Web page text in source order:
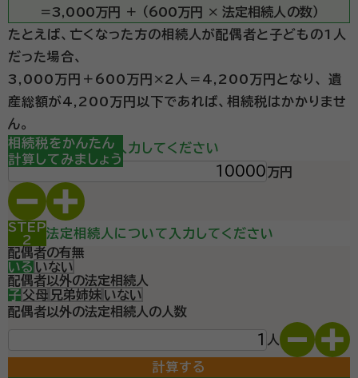
経歴： 昭和62年 秋田県由利本荘市に生まれる 令和 元年 税理士 登
録（登録番号 第141205号） 令和 4年 相続税専門の税理士事務所「そ
【相続税専門の税理士事務所 そうぞく税理士法人】は、
相続に関する業務のみに専念している専門事務所です。
にこだわり続けているため、相続税申告業務の品質の高
さには自信があります。相続が発生すると"何から手を
つけていいかわからない"状況かと思います。お一人で
悩まず、まずは気軽にご連絡ください。 〈そうぞく税理
士法人の特徴〉 ▼相続業務のみに専念 そうぞく税理士
法人は、相続に関する業務のみに専念している専門事務
所です。代表税理士は、現在まで100件以上の相続案件
をサポートした実績があります。令和4年にはダイヤモン
ド社出版の「相続&事業承継で頼りになるプロフェッショ
ナル セレクト100」に選出され、週刊ダイヤモンド誌にて
も東北を代表する相続専門家として紹介されました。
所属団体： 東北税理士会
＝3,000万円 ＋ （600万円 × 法定相続人の数）
たとえば、亡くなった方の相続人が配偶者と子どもの1人
だった場合、
3,000万円＋600万円×2人＝4,200万円となり、
遺
産総額が4,200万円以下であれば、相続税はかかりませ
ん。
相続税をかんたん
計算してみましょう
STEP
1
遺産総額を入力してください
万円
STEP
2
法定相続人について入力してください
配偶者の有無
いる いない
配偶者以外の法定相続人
子父母 兄弟姉妹 いない
配偶者以外の法定相続人の人数
人
計算する